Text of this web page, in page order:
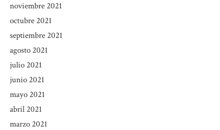
noviembre 2021
octubre 2021
septiembre 2021
agosto 2021
julio 2021
junio 2021
mayo 2021
abril 2021
marzo 2021